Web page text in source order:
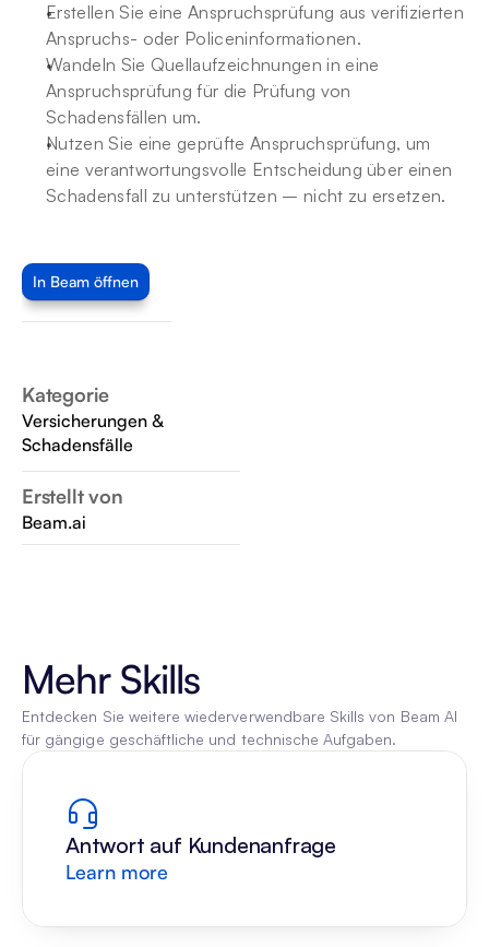
In Beam öffnen
Kategorie
Versicherungen &
Schadensfälle
Erstellt von
Beam.ai
Erstellen Sie eine Anspruchsprüfung aus verifizierten
Anspruchs- oder Policeninformationen.
Wandeln Sie Quellaufzeichnungen in eine
Anspruchsprüfung für die Prüfung von
Schadensfällen um.
Nutzen Sie eine geprüfte Anspruchsprüfung, um
eine verantwortungsvolle Entscheidung über einen
Schadensfall zu unterstützen – nicht zu ersetzen.
Mehr Skills
Entdecken Sie weitere wiederverwendbare Skills von Beam AI
für gängige geschäftliche und technische Aufgaben.
Antwort auf Kundenanfrage
Learn more